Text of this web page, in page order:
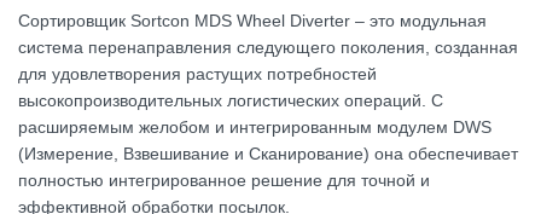
Сортировщик Sortcon MDS Wheel Diverter – это модульная
система перенаправления следующего поколения, созданная
для удовлетворения растущих потребностей
высокопроизводительных логистических операций. С
расширяемым желобом и интегрированным модулем DWS
(Измерение, Взвешивание и Сканирование) она обеспечивает
полностью интегрированное решение для точной и
эффективной обработки посылок.